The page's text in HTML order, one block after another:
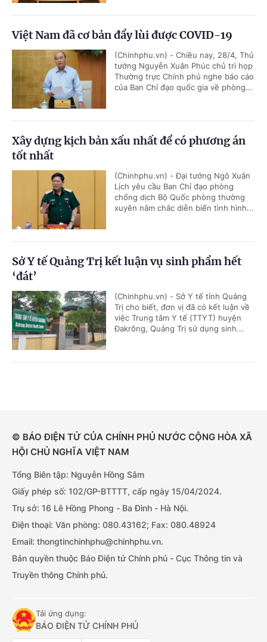
Việt Nam đã cơ bản đẩy lùi được COVID-19
(Chinhphu.vn) - Chiều nay, 28/4, Thủ
tướng Nguyễn Xuân Phúc chủ trì họp
Thường trực Chính phủ nghe báo cáo
của Ban Chỉ đạo quốc gia về phòng...
Xây dựng kịch bản xấu nhất để có phương án
tốt nhất
(Chinhphu.vn) - Đại tướng Ngô Xuân
Lịch yêu cầu Ban Chỉ đạo phòng
chống dịch Bộ Quốc phòng thường
xuyên nắm chắc diễn biến tình hình...
Sở Y tế Quảng Trị kết luận vụ sinh phẩm hết
‘đát’
(Chinhphu.vn) - Sở Y tế tỉnh Quảng
Trị cho biết, đơn vị đã có kết luận về
việc Trung tâm Y tế (TTYT) huyện
Đakrông, Quảng Trị sử dụng sinh...
© BÁO ĐIỆN TỬ CỦA CHÍNH PHỦ NƯỚC CỘNG HÒA XÃ
HỘI CHỦ NGHĨA VIỆT NAM
Tổng Biên tập: Nguyễn Hồng Sâm
Giấy phép số: 102/GP-BTTTT, cấp ngày 15/04/2024.
Trụ sở: 16 Lê Hồng Phong - Ba Đình - Hà Nội.
Điện thoại: Văn phòng: 080.43162; Fax: 080.48924
Email: thongtinchinhphu@chinhphu.vn.
Bản quyền thuộc Báo Điện tử Chính phủ - Cục Thông tin và
Truyền thông Chính phủ.
Tải ứng dụng:
BÁO ĐIỆN TỬ CHÍNH PHỦ